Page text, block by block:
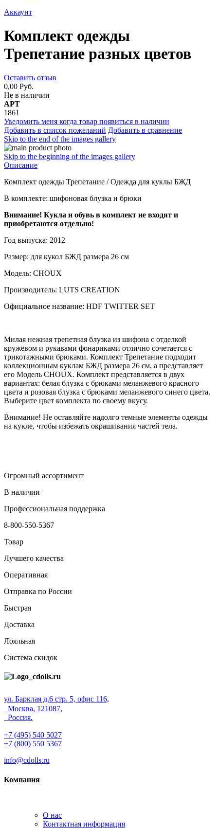
Аккаунт
Комплект одежды
Трепетание разных цветов
Оставить отзыв
0,00 Руб.
Не в наличии
АРТ
1861
Уведомить меня когда товар появиться в наличии
Добавить в список пожеланий Добавить в сравнение
Skip to the end of the images gallery
Skip to the beginning of the images gallery
Описание
Комплект одежды Трепетание / Одежда для куклы БЖД
В комплекте: шифоновая блузка и брюки
Внимание! Кукла и обувь в комплект не входят и
приобретаются отдельно!
Год выпуска: 2012
Размер: для кукол БЖД размера 26 см
Модель: CHOUX
Производитель: LUTS CREATION
Официальное название: HDF TWITTER SET
Милая нежная трепетная блузка из шифона с отделкой
кружевом и рукавами фонариками отлично сочетается с
трикотажными брюками. Комплект Трепетание подходит
коллекционным куклам БЖД размера 26 см, а представляет
его Модель CHOUX. Комплект представляется в двух
вариантах: белая блузка с брюками меланжевого красного
цвета и розовая блузка с брюками меланжевого синего цвета.
Выберите цвет комплекта по своему вкусу.
Внимание! Не оставляйте надолго темные элементы одежды
на кукле, чтобы избежать окрашивания частей тела.
Огромный ассортимент
В наличии
Профессиональная поддержка
8-800-550-5367
Товар
Лучшего качества
Оперативная
Отправка по России
Быстрая
Доставка
Лояльная
Система скидок
ул. Барклая д.6 стр. 5, офис 116,
Москва, 121087,
Россия.
+7 (495) 540 5027
+7 (800) 550 5367
info@cdolls.ru
Компания
О нас
Контактная информация